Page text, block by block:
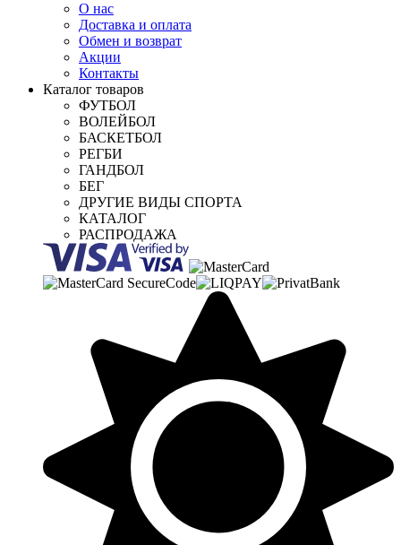
О нас
Доставка и оплата
Обмен и возврат
Акции
Контакты
Каталог товаров
ФУТБОЛ
ВОЛЕЙБОЛ
БАСКЕТБОЛ
РЕГБИ
ГАНДБОЛ
БЕГ
ДРУГИЕ ВИДЫ СПОРТА
КАТАЛОГ
РАСПРОДАЖА